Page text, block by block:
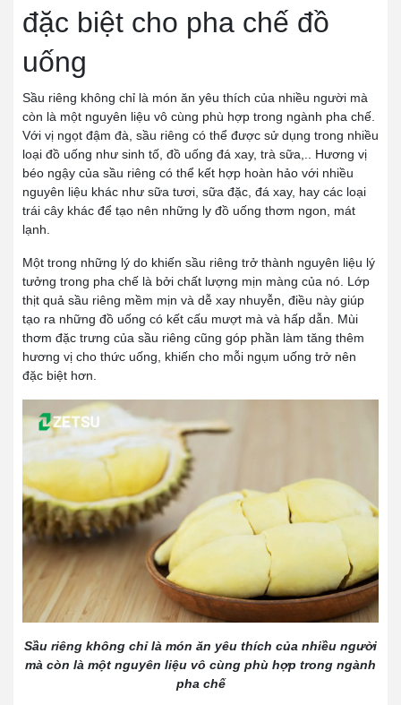
đặc biệt cho pha chế đồ
uống
Sầu riêng không chỉ là món ăn yêu thích của nhiều người mà
còn là một nguyên liệu vô cùng phù hợp trong ngành pha chế.
Với vị ngọt đậm đà, sầu riêng có thể được sử dụng trong nhiều
loại đồ uống như sinh tố, đồ uống đá xay, trà sữa,.. Hương vị
béo ngậy của sầu riêng có thể kết hợp hoàn hảo với nhiều
nguyên liệu khác như sữa tươi, sữa đặc, đá xay, hay các loại
trái cây khác để tạo nên những ly đồ uống thơm ngon, mát
lạnh.
Một trong những lý do khiến sầu riêng trở thành nguyên liệu lý
tưởng trong pha chế là bởi chất lượng mịn màng của nó. Lớp
thịt quả sầu riêng mềm mịn và dễ xay nhuyễn, điều này giúp
tạo ra những đồ uống có kết cấu mượt mà và hấp dẫn. Mùi
thơm đặc trưng của sầu riêng cũng góp phần làm tăng thêm
hương vị cho thức uống, khiến cho mỗi ngụm uống trở nên
đặc biệt hơn.
Sầu riêng không chỉ là món ăn yêu thích của nhiều người
mà còn là một nguyên liệu vô cùng phù hợp trong ngành
pha chế